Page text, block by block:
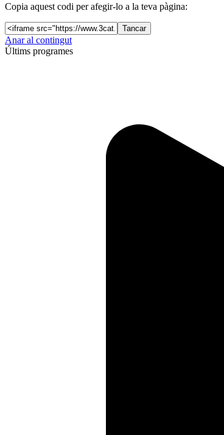
Copia aquest codi per afegir-lo a la teva pàgina:
Tancar
Anar al contingut
Últims programes